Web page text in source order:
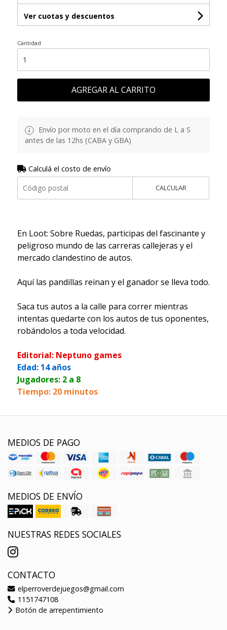
Ver cuotas y descuentos
Cantidad
AGREGAR AL CARRITO
Envío por moto en el día comprando de L a S
antes de las 12hs (CABA y GBA)
Calculá el costo de envío
CALCULAR
En Loot: Sobre Ruedas, participas del fascinante y
peligroso mundo de las carreras callejeras y el
mercado clandestino de autos.
Aquí las pandillas reinan y el ganador se lleva todo.
Saca tus autos a la calle para correr mientras
intentas quedarte con los autos de tus oponentes,
robándolos a toda velocidad.
Editorial: Neptuno games
Edad: 14 años
Jugadores: 2 a 8
Tiempo: 20 minutos
MEDIOS DE PAGO
MEDIOS DE ENVÍO
NUESTRAS REDES SOCIALES
CONTACTO
elperroverdejuegos@gmail.com
1151747108
Botón de arrepentimiento